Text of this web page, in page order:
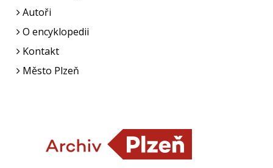
Autoři
O encyklopedii
Kontakt
Město Plzeň